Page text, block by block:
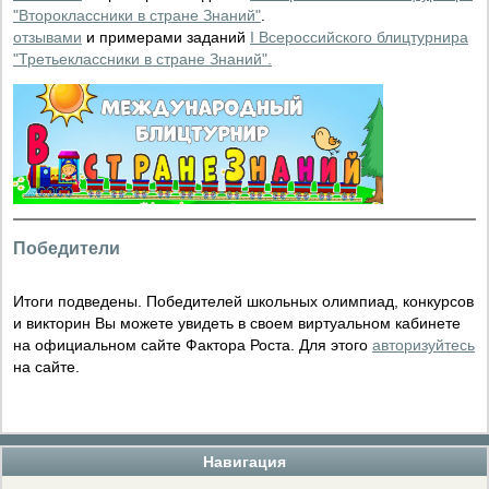
Навигация
"Второклассники в стране Знаний"
отзывами и примерами заданий I Всероссийского блицтурнира
"Третьеклассники в стране Знаний"
Победители
Итоги подведены. Победителей школьных олимпиад, конкурсов
и викторин Вы можете увидеть в своем виртуальном кабинете
на официальном сайте Фактора Роста. Для этого авторизуйтесь
на сайте.